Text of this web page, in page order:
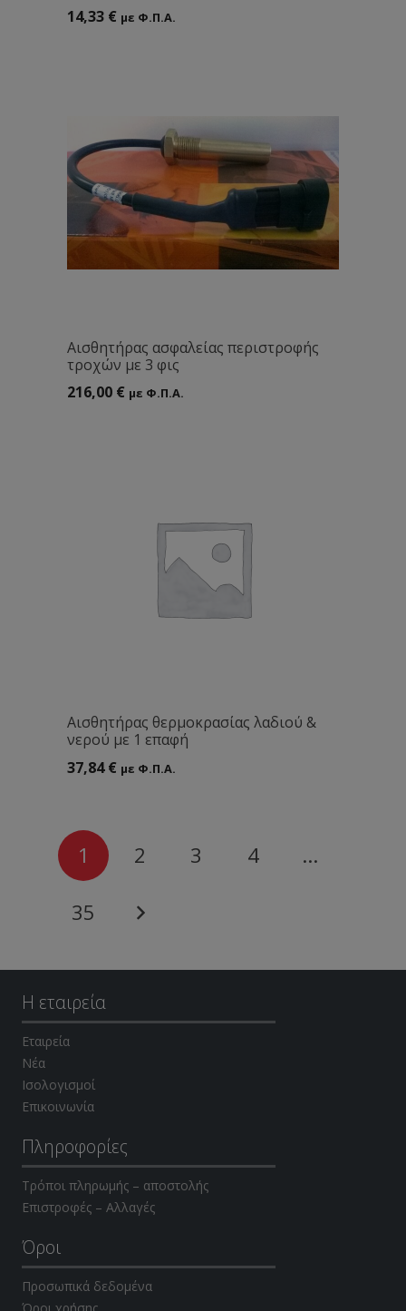
14,33 € με Φ.Π.Α.
Αισθητήρας ασφαλείας περιστροφής
τροχών με 3 φις
216,00 € με Φ.Π.Α.
Αισθητήρας θερμοκρασίας λαδιού &
νερού με 1 επαφή
37,84€ με Φ.Π.Α.
1 2 3 4 …
35
Η εταιρεία
Εταιρεία
Νέα
Ισολογισμοί
Επικοινωνία
Πληροφορίες
Τρόποι πληρωμής – αποστολής
Επιστροφές – Αλλαγές
Όροι
Προσωπικά δεδομένα